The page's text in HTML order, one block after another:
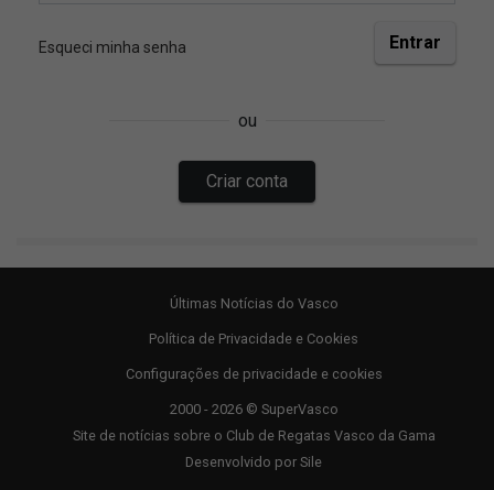
Últimas Notícias do Vasco
Política de Privacidade e Cookies
Configurações de privacidade e cookies
2000 - 2026 © SuperVasco
Site de notícias sobre o Club de Regatas Vasco da Gama
Desenvolvido por Sile